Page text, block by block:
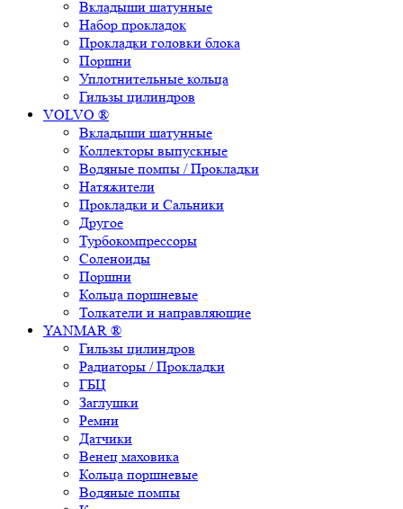
Вкладыши шатунные
Набор прокладок
Прокладки головки блока
Поршни
Уплотнительные кольца
Гильзы цилиндров
VOLVO ®
Вкладыши шатунные
Коллекторы выпускные
Водяные помпы / Прокладки
Натяжители
Прокладки и Сальники
Другое
Турбокомпрессоры
Соленоиды
Поршни
Кольца поршневые
Толкатели и направляющие
YANMAR ®
Гильзы цилиндров
Радиаторы / Прокладки
ГБЦ
Заглушки
Ремни
Датчики
Венец маховика
Кольца поршневые
Водяные помпы